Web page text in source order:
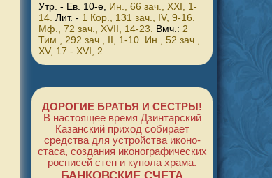
Утр. - Ев. 10-е, Ин., 66 зач., XXI, 1-
14. Лит. - 1 Кор., 131 зач., IV, 9-16.
Мф., 72 зач., XVII, 14-23.
Вмч.: 2
Тим., 292 зач., II, 1-10. Ин., 52 зач.,
XV, 17 - XVI, 2.
ДОРОГИЕ БРАТЬЯ И СЕСТРЫ!
В настоящее время Дзинтарский
Казанский приход собирает
средства для устройства ико­но­
стаса, создания иконо­графи­ческих
росписей стен и купола храма.
БАНКОВСКИЕ СЧЕТА